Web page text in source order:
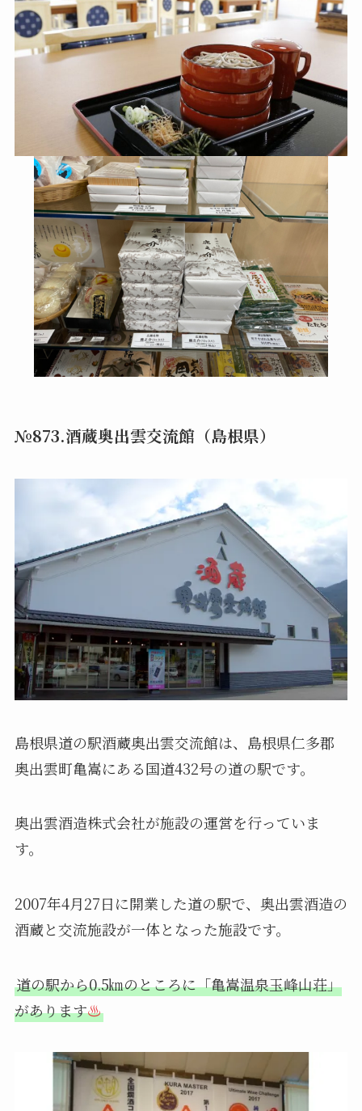
№873.酒蔵奥出雲交流館（島根県）
島根県道の駅酒蔵奥出雲交流館は、島根県仁多郡
奥出雲町亀嵩にある国道432号の道の駅です。
奥出雲酒造株式会社が施設の運営を行っていま
す。
2007年4月27日に開業した道の駅で、奥出雲酒造の
酒蔵と交流施設が一体となった施設です。
道の駅から0.5㎞のところに「亀嵩温泉玉峰山荘」
があります♨